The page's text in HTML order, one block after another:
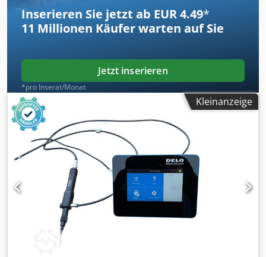
Inserieren Sie jetzt ab EUR 4.49*
11 Millionen Käufer warten auf Sie
Jetzt inserieren
*pro Inserat/Monat
Kleinanzeige